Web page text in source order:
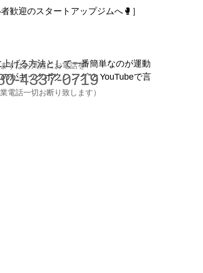
気軽にお電話ください
実施中
ます
歓迎のスタートアップジムへ🥊］
げる方法として一番簡単なのが運動
がキックボクシング”とYouTubeで言
まずはお気軽にお電話を
4337-0719
業電話一切お断り致します）